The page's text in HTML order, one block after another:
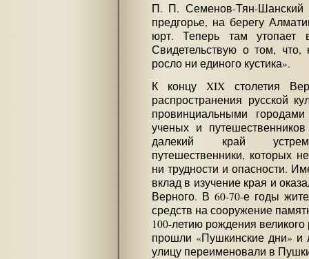
П. П. Семенов-Тян-Шанский
предгорье, на берегу
юрт. Теперь там утопает
Свидетельствую о том,
росло ни единого кустика».
К концу XIX столетия
распространения русской
провинциальными
ученых и
далекий край
путешественники, которых
ни трудности и опасности.
вклад в изучение края и
Верного. В 60-70-е годы
средств на сооружение
100-летию рождения великого
прошли «Пушкинские дни»
улицу переименовали в